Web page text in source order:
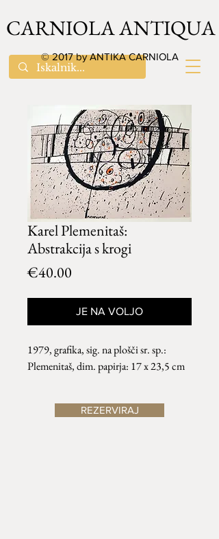
CARNIOLA ANTIQUA
© 2017 by ANTIKA CARNIOLA
Karel Plemenitaš:
Abstrakcija s krogi
€40.00
JE NA VOLJO
1979, grafika, sig. na plošči sr. sp.:
Plemenitaš, dim. papirja: 17 x 23,5 cm
REZERVIRAJ